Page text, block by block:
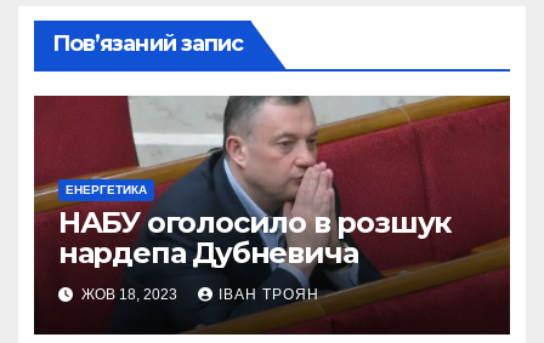
Пов’язаний запис
ЕНЕРГЕТИКА
НАБУ оголосило в розшук
нардепа Дубневича
ЖОВ 18, 2023 ІВАН ТРОЯН